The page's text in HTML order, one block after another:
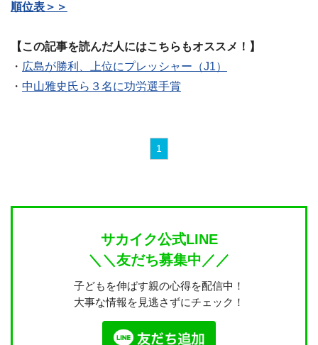
順位表＞＞
【この記事を読んだ人にはこちらもオススメ！】
・ 広島が勝利、上位にプレッシャー（J1）
・ 中山雅史氏ら３名に功労選手賞
1
サカイク公式LINE
＼＼友だち募集中／／
子どもを伸ばす親の心得を配信中！
大事な情報を見逃さずにチェック！